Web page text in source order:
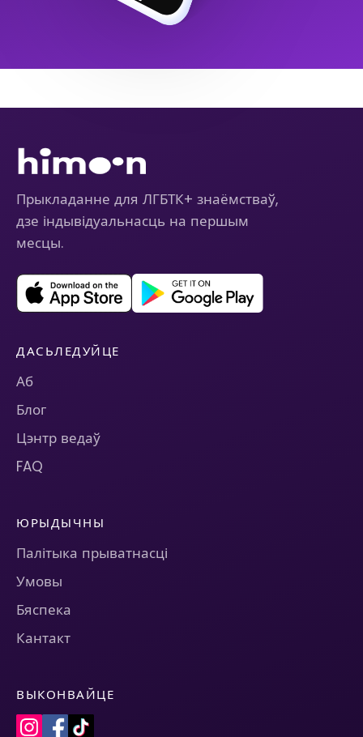
Прыкладанне для ЛГБТК+ знаёмстваў,
дзе індывідуальнасць на першым
месцы.
ДАСЬЛЕДУЙЦЕ
Аб
Блог
Цэнтр ведаў
FAQ
ЮРЫДЫЧНЫ
Палітыка прыватнасці
Умовы
Бяспека
Кантакт
ВЫКОНВАЙЦЕ